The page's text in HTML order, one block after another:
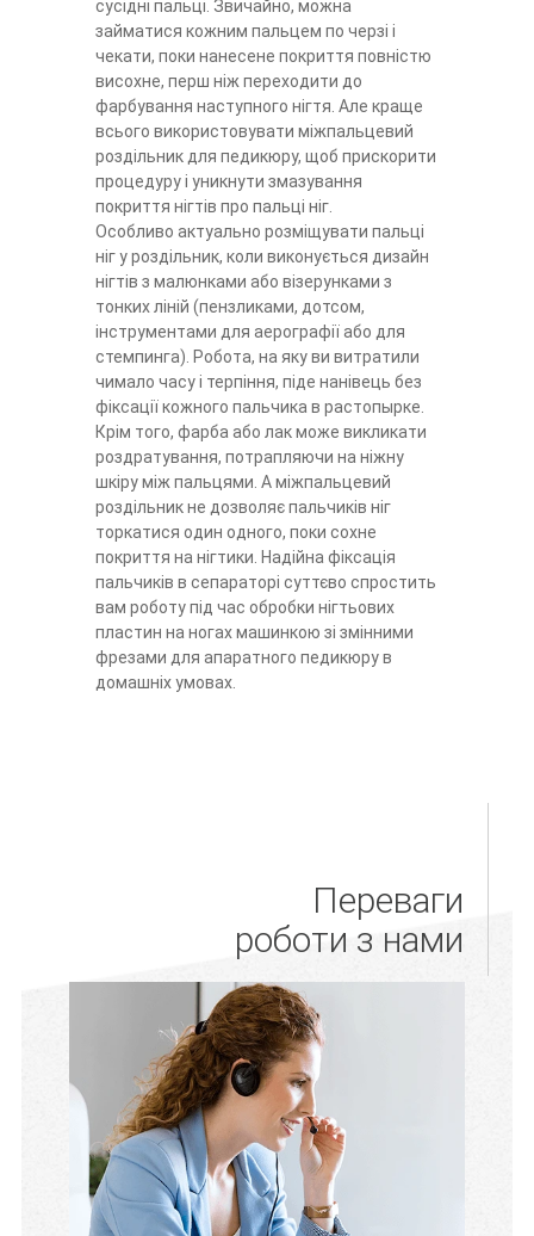
сусідні пальці. Звичайно, можна
займатися кожним пальцем по черзі і
чекати, поки нанесене покриття повністю
висохне, перш ніж переходити до
фарбування наступного нігтя. Але краще
всього використовувати міжпальцевий
роздільник для педикюру, щоб прискорити
процедуру і уникнути змазування
покриття нігтів про пальці ніг.
Особливо актуально розміщувати пальці
ніг у роздільник, коли виконується дизайн
нігтів з малюнками або візерунками з
тонких ліній (пензликами, дотсом,
інструментами для аерографії або для
стемпинга). Робота, на яку ви витратили
чимало часу і терпіння, піде нанівець без
фіксації кожного пальчика в растопырке.
Крім того, фарба або лак може викликати
роздратування, потрапляючи на ніжну
шкіру між пальцями. А міжпальцевий
роздільник не дозволяє пальчиків ніг
торкатися один одного, поки сохне
покриття на нігтики. Надійна фіксація
пальчиків в сепараторі суттєво спростить
вам роботу під час обробки нігтьових
пластин на ногах машинкою зі змінними
фрезами для апаратного педикюру в
домашніх умовах.
Переваги
роботи з нами